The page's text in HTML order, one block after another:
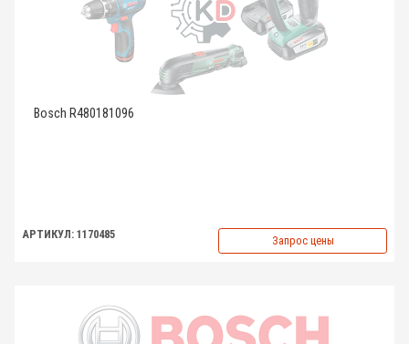
Bosch R480181096
АРТИКУЛ: 1170485 Запрос цены